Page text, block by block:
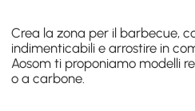
Crea la zona per il barbecue,
indimenticabili e arrostire in
Aosom ti proponiamo modelli
o a carbone.